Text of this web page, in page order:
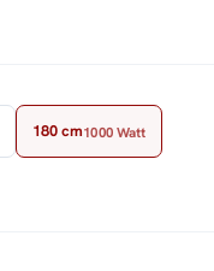
180 cm1000 Watt